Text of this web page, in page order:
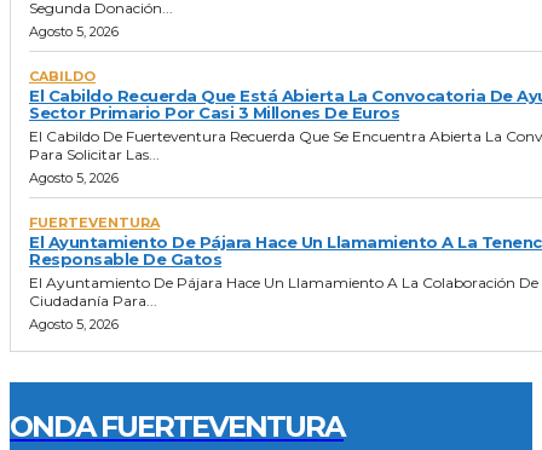
Segunda Donación...
Agosto 5, 2026
CABILDO
El Cabildo Recuerda Que Está Abierta La Convocatoria De
Sector Primario Por Casi 3 Millones De Euros
El Cabildo De Fuerteventura Recuerda Que Se Encuentra Abierta La
Para Solicitar Las...
Agosto 5, 2026
FUERTEVENTURA
El Ayuntamiento De Pájara Hace Un Llamamiento A La
Responsable De Gatos
El Ayuntamiento De Pájara Hace Un Llamamiento A La Colaboración De
Ciudadanía Para...
Agosto 5, 2026
ONDA FUERTEVENTURA